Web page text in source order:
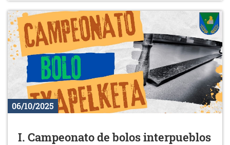
06/10/2025
I. Campeonato de bolos interpueblos